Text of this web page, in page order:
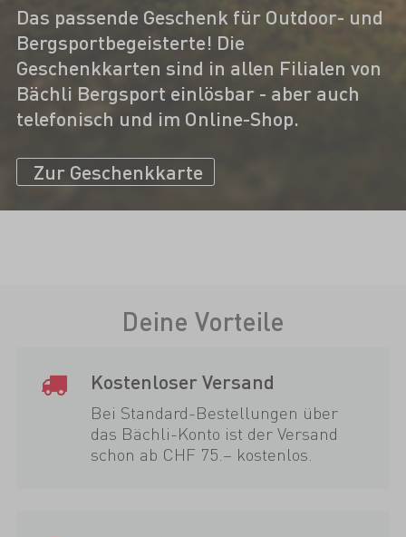
Das passende Geschenk für Outdoor- und
Bergsportbegeisterte! Die
Geschenkkarten sind in allen Filialen von
Bächli Bergsport einlösbar - aber auch
telefonisch und im Online-Shop.
Zur Geschenkkarte
Deine Vorteile
Kostenloser Versand
Bei Standard-Bestellungen über
das Bächli-Konto ist der Versand
schon ab CHF 75.– kostenlos.